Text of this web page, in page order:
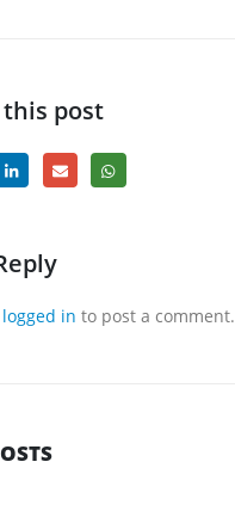
this post
logged in to post a comment.